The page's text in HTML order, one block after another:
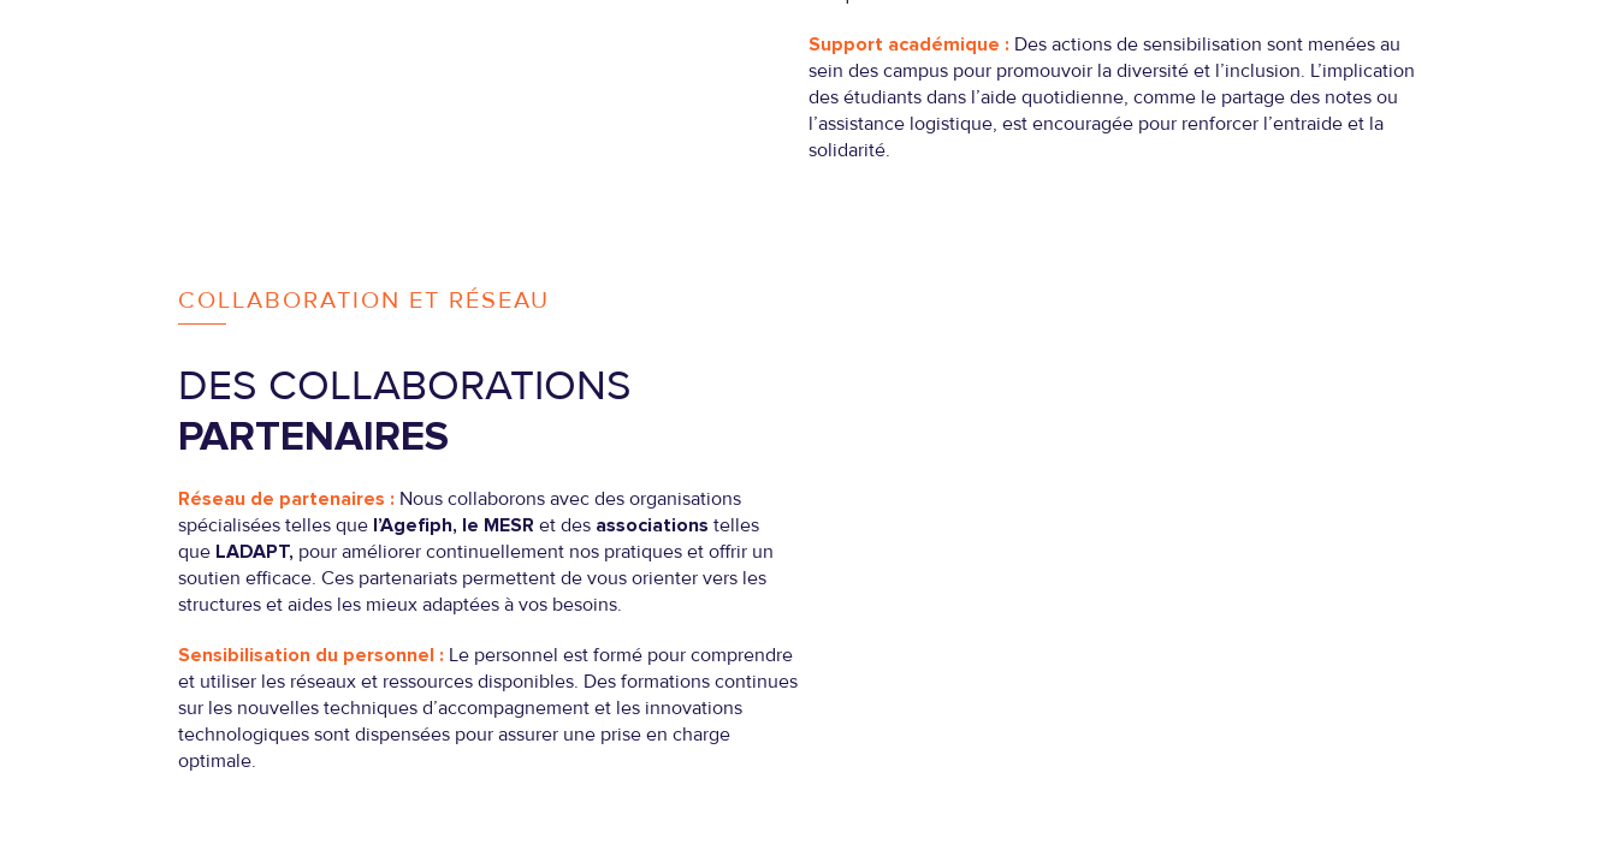
Support académique : Des actions de sensibilisation sont menées au
sein des campus pour promouvoir la diversité et l’inclusion. L’implication
des étudiants dans l’aide quotidienne, comme le partage des notes ou
l’assistance logistique, est encouragée pour renforcer l’entraide et la
solidarité.
COLLABORATION ET RÉSEAU
DES COLLABORATIONS
PARTENAIRES
Réseau de partenaires : Nous collaborons avec des organisations
spécialisées telles que l’Agefiph, le MESR et des associations telles
que LADAPT, pour améliorer continuellement nos pratiques et offrir un
soutien efficace. Ces partenariats permettent de vous orienter vers les
structures et aides les mieux adaptées à vos besoins.
Sensibilisation du personnel : Le personnel est formé pour comprendre
et utiliser les réseaux et ressources disponibles. Des formations continues
sur les nouvelles techniques d’accompagnement et les innovations
technologiques sont dispensées pour assurer une prise en charge
optimale.